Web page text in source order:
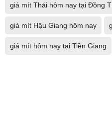
giá mít Thái hôm nay tại Đồng
giá mít Hậu Giang hôm nay
giá mít hôm nay tại Tiền Giang